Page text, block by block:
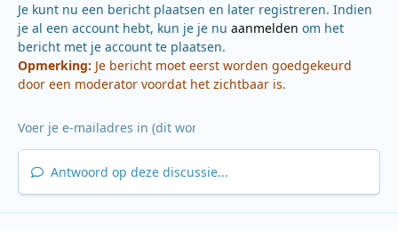
Je kunt nu een bericht plaatsen en later registreren. Indien
je al een account hebt, kun je je nu aanmelden om het
bericht met je account te plaatsen.
Opmerking: Je bericht moet eerst worden goedgekeurd
door een moderator voordat het zichtbaar is.
Antwoord op deze discussie...